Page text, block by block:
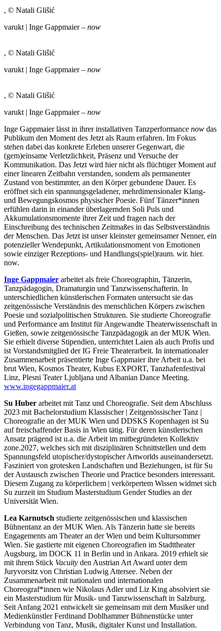
, © Natali Glišić
varukt | Inge Gappmaier – now
, © Natali Glišić
varukt | Inge Gappmaier – now
, © Natali Glišić
varukt | Inge Gappmaier – now
Inge Gappmaier lässt in ihrer installativen Tanzperformance now das
Publikum den Moment des Jetzt als Raum erfahren. Im Fokus
stehen dabei das konkrete Erleben unserer Gegenwart, die
(gem)einsame Verletzlichkeit, Präsenz und Versuche der
Kommunikation. Das Jetzt wird hier nicht als flüchtiger Moment auf
einer linearen Zeitbahn verstanden, sondern als permanenter
Zustand von bestimmter, an den Körper gebundene Dauer. Es
eröffnet sich ein spannungsgeladener, mehrdimensionaler Klang-
und Bewegungskosmos physischer Poesie. Fünf Tänzer*innen
erfühlen darin in einander überlagernden Soli Puls und
Akkumulationsmomente ihrer Zeit und fragen nach der
Einschreibung des technischen Zeitmaßes in das Selbstverständnis
der Menschen. Das Jetzt ist unser kleinster gemeinsamer Nenner, ein
potenzieller Wendepunkt, Artikulationsmoment von Emotionen
sowie einziger Rezeptions- und Handlungs(spiel)raum. wir. hier.
now.
Inge Gappmaier arbeitet als freie Choreographin, Tänzerin,
Tanzpädagogin, Dramaturgin und Tanzwissenschafterin. In
unterschiedlichen künstlerischen Formaten untersucht sie das
zeitgenössische Verständnis des menschlichen Körpers zwischen
Poesie und sozialpolitischen Strukturen. Sie studierte Choreografie
und Performance am Institut für Angewandte Theaterwissenschaft in
Gießen, sowie zeitgenössische Tanzpädagogik an der MUK Wien.
Sie erhielt diverse Stipendien, unterrichtet Laien als auch Profis und
ist Vorstandsmitglied der IG Freie Theaterarbeit. In internationaler
Zusammenarbeit präsentierte Inge Gappmaier ihre Arbeit u.a. bei
brut Wien, Kosmos Theater, Kubus EXPORT, Tanzhafenfestival
Linz, Plesni Teater Ljubljana und Albanian Dance Meeting.
www.ingegappmaier.at
Su Huber arbeitet mit Tanz und Choreografie. Seit dem Abschluss
2023 mit Bachelorstudium Klassischer | Zeitgenössischer Tanz |
Choreografie an der MUK Wien und DDSKS Kopenhagen ist Su
auf freischaffender Basis in Wien tätig. Für deren künstlerischen
Ansatz prägend ist u.a. die Arbeit im mitbegründeten Kollektiv
zone.2027, welches sich mit disziplinären Schnittstellen und dem
Spannungsfeld utopischer/dystopischer Artworlds auseinandersetzt.
Fasziniert von grotesken Landschaften und Beziehungen, ist für Su
der Austausch zwischen Theorie und Practice besonders interessant.
Diesem Zugang zu körperlichem | verkörpertem Wissen widmet sich
Su zurzeit im Studium Masterstudium Gender Studies an der
Universität Wien.
Lea Karnutsch studierte zeitgenössischen und klassischen
Bühnentanz an der MUK Wien. Als Tänzerin hatte sie bereits
Engagements am Theater an der Wien und beim Kultursommer
Wien. Sie gastierte mit eigenen Choreografien im Stadttheater
Augsburg, im DOCK 11 in Berlin und in Ankara. 2019 erhielt sie
mit ihrem Stück Vacuity den Austrian Art Award unter dem
Juryvorsitz von Christian Ludwig Attersee. Neben der
Zusammenarbeit mit nationalen und internationalen
Choreograf*innen wie Nikolaus Adler und Liz King absolviert sie
ein Masterstudium für Musik- und Tanzwissenschaft in Salzburg.
Seit Anfang 2021 entwickelt sie gemeinsam mit dem Musiker und
Medienkünstler Ferdinand Doblhammer Bühnenstücke unter
Verbindung von Tanz, Musik, digitaler Kunst und Installation.